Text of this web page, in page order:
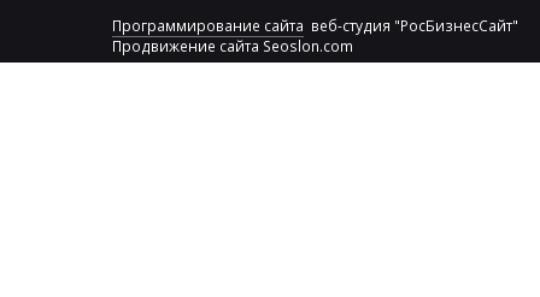
Программирование сайта веб-студия "РосБизнесСайт"
Продвижение сайта Seoslon.com